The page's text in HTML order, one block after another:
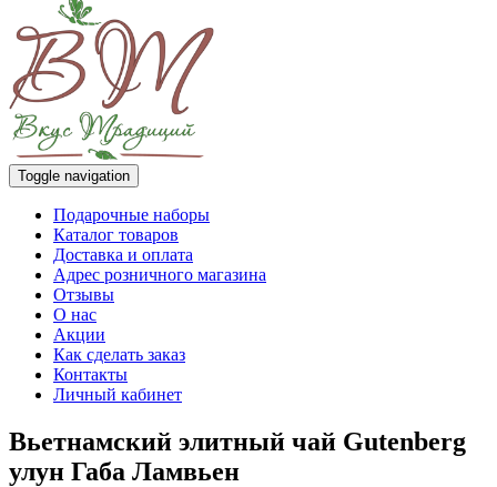
Toggle navigation
Подарочные наборы
Каталог товаров
Доставка и оплата
Адрес розничного магазина
Отзывы
О нас
Акции
Как сделать заказ
Контакты
Личный кабинет
Вьетнамский элитный чай Gutenberg
улун Габа Ламвьен